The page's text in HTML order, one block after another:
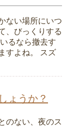
ない場所にいつ
、びっくりする
るなら撤去す
すよね。 スズ
ょうか？
のない、夜のス